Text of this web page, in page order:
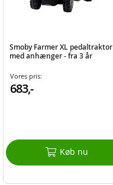
Smoby Farmer XL pedaltraktor
med anhænger - fra 3 år
Vores pris:
683,-
Køb nu